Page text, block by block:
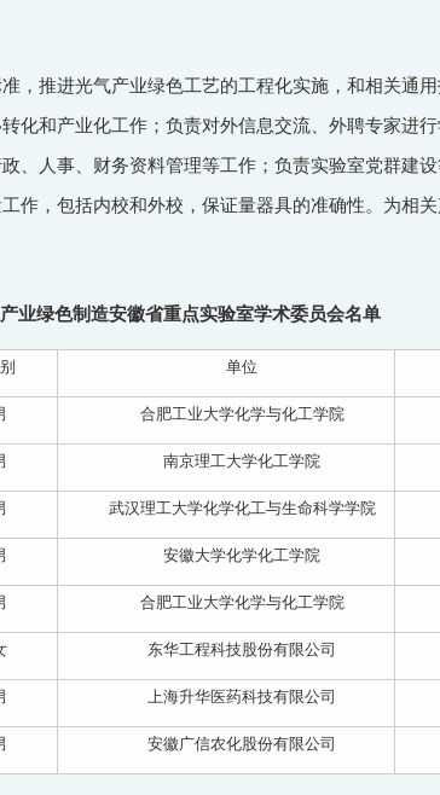
，推进光气产业绿色工艺的工程化实施，和相关通
化和产业化工作；负责对外信息交流、外聘专家进
、人事、财务资料管理等工作；负责实验室党群建设
作，包括内校和外校，保证量器具的准确性。为相关
业绿色制造安徽省重点实验室学术委员会名单
单位
合肥工业大学化学与化工学院
南京理工大学化工学院
武汉理工大学化学化工与生命科学学院
安徽大学化学化工学院
合肥工业大学化学与化工学院
东华工程科技股份有限公司
上海升华医药科技有限公司
安徽广信农化股份有限公司